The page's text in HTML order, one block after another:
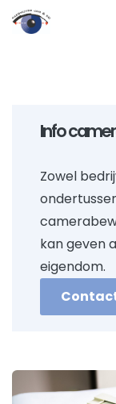
Info
Zowel
kan geven
eigendom.